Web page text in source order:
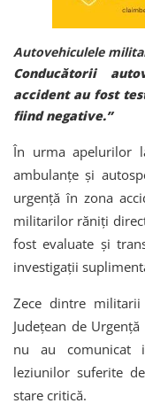
Autovehiculele
Conducătorii
accident au fost
fiind negative.”
În urma apelurilor
ambulanţe şi
urgenţă în zona
militarilor răniţi
fost evaluate şi
investigaţii
Zece dintre
Judeţean de
nu au comunicat
leziunilor suferite
stare critică.